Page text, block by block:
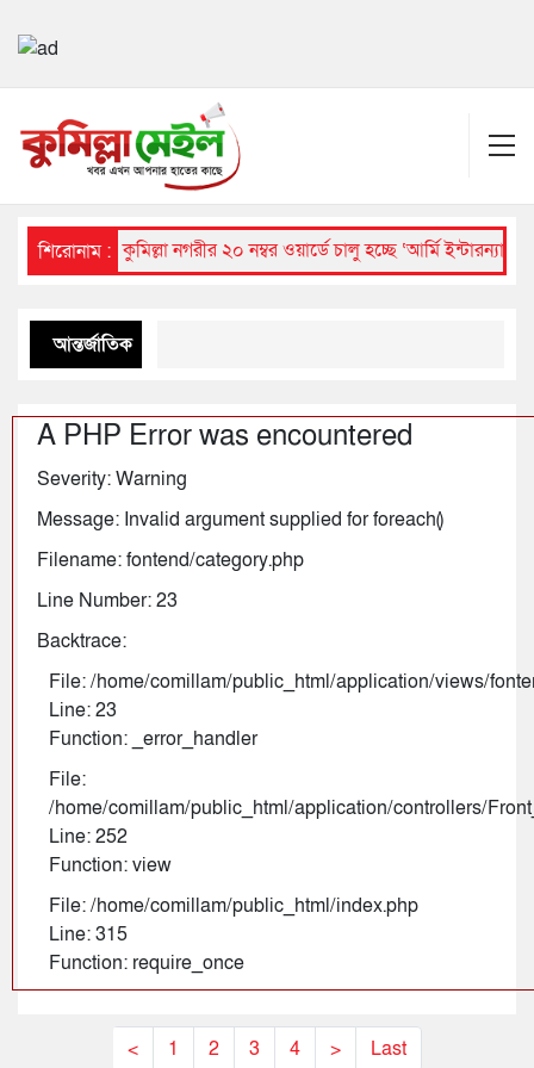
শিরোনাম : কুমিল্লা নগরীর ২০ নম্বর ওয়ার্ডে চালু হচ্ছে ‘আর্মি
আন্তর্জাতিক
A PHP Error was encountered
Severity: Warning
Message: Invalid argument supplied for foreach()
Filename: fontend/category.php
Line Number: 23
Backtrace:
File: /home/comillam/public_html/application/views/
Line: 23
Function: _error_handler
File:
/home/comillam/public_html/application/controllers/
Line: 252
Function: view
File: /home/comillam/public_html/index.php
Line: 315
Function: require_once
< 1 2 3 4 > Last